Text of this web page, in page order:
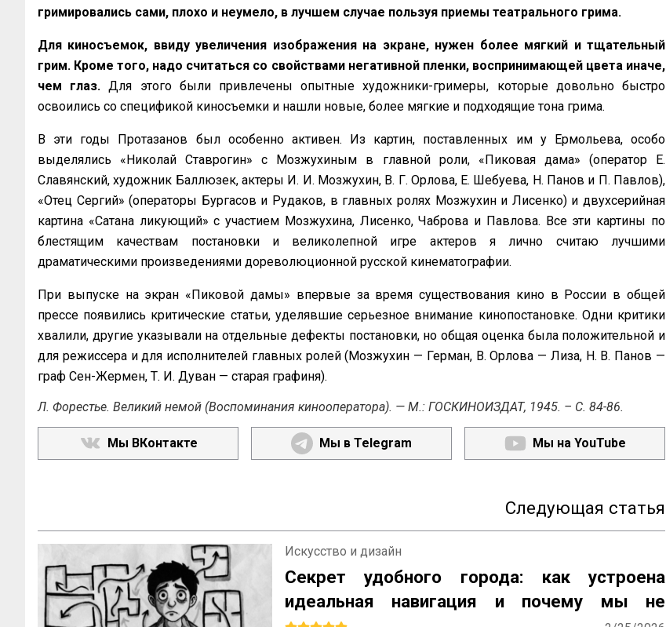
гримировались сами, плохо и неумело, в лучшем случае пользуя приемы театрального грима.
Для киносъемок, ввиду увеличения изображения на экране, нужен более мягкий и тщательный
грим. Кроме того, надо считаться со свойствами негативной пленки, воспринимающей цвета иначе,
чем глаз.Для этого были привлечены опытные художники-гримеры, которые довольно быстро
освоились со спецификой киносъемки и нашли новые, более мягкие и подходящие тона грима.
В эти годы Протазанов был особенно активен. Из картин, поставленных им у Ермольева, особо
выделялись «Николай Ставрогин» с Мозжухиным в главной роли, «Пиковая дама» (оператор Е.
Славянский, художник Баллюзек, актеры И. И. Мозжухин, В. Г. Орлова, Е. Шебуева, Н. Панов и П. Павлов),
«Отец Сергий» (операторы Бургасов и Рудаков, в главных ролях Мозжухин и Лисенко) и двухсерийная
картина «Сатана ликующий» с участием Мозжухина, Лисенко, Чаброва и Павлова. Все эти картины по
блестящим качествам постановки и великолепной игре актеров я лично считаю лучшими
драматическими произведениями дореволюционной русской кинематографии.
При выпуске на экран «Пиковой дамы» впервые за время существования кино в России в общей
прессе появились критические статьи, уделявшие серьезное внимание кинопостановке. Одни критики
хвалили, другие указывали на отдельные дефекты постановки, но общая оценка была положительной и
для режиссера и для исполнителей главных ролей (Мозжухин — Герман, В. Орлова — Лиза, Н. В. Панов —
граф Сен-Жермен, Т. И. Дуван — старая графиня).
Л. Форестье. Великий немой (Воспоминания кинооператора). — М.: ГОСКИНОИЗДАТ, 1945. – С. 84-86.
Мы ВКонтакте Мы в Telegram Мы на YouTube
Следующая статья
Искусство и дизайн
Секрет удобного города: как устроена
идеальная навигация и почему мы не